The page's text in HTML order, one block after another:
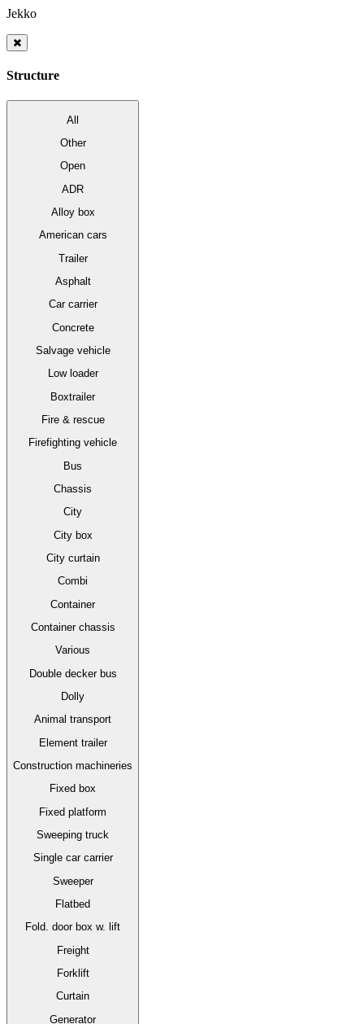
Jekko
Structure
All
Other
Open
ADR
Alloy box
American cars
Trailer
Asphalt
Car carrier
Concrete
Salvage vehicle
Low loader
Boxtrailer
Fire & rescue
Firefighting vehicle
Bus
Chassis
City
City box
City curtain
Combi
Container
Container chassis
Various
Double decker bus
Dolly
Animal transport
Element trailer
Construction machineries
Fixed box
Fixed platform
Sweeping truck
Single car carrier
Sweeper
Flatbed
Fold. door box w. lift
Freight
Forklift
Curtain
Generator